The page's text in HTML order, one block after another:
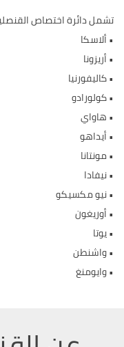
تشمل دائرة اختصاص القنصلية
•ألاسكا
•أريزونا
•كاليفورنيا
•كولورادو
•هاواي
•أيداهو
•مونتانا
•نيفادا
•نيو مكسيكو
•أوريغون
•يوتا
•واشنطن
•وايومنغ